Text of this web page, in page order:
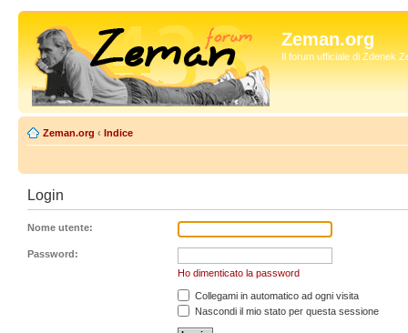
Zeman.org
Il forum ufficiale di Zdenek
Zeman.org ‹ Indice
Login
Nome utente:
Password:
Ho dimenticato la password
Collegami in automatico ad ogni visita
Nascondi il mio stato per questa sessione